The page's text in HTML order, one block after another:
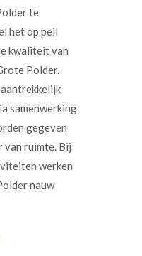
te
het op peil
kwaliteit van
Polder.
samenwerking
gegeven
van ruimte. Bij
werken
nauw